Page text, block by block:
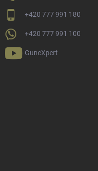
+420 777 991 180
+420 777 991 100
GuneXpert